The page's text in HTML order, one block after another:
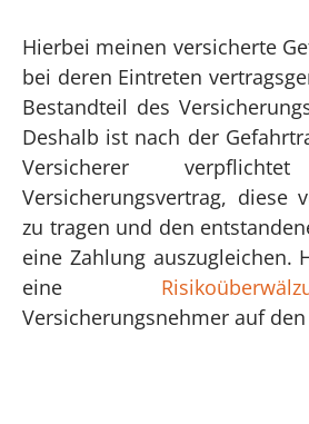
Hierbei meinen versicherte
bei deren Eintreten
Bestandteil des
Deshalb ist nach der
Versicherer
Versicherungsvertrag, diese
zu tragen und den
eine Zahlung auszugleichen.
eine
Versicherungsnehmer auf